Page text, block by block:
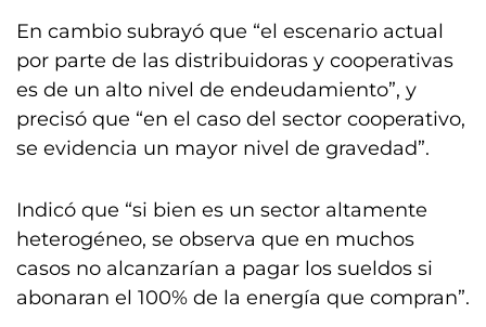
En cambio subrayó que “el escenario actual
por parte de las distribuidoras y cooperativas
es de un alto nivel de endeudamiento”, y
precisó que “en el caso del sector cooperativo,
se evidencia un mayor nivel de gravedad”.
Indicó que “si bien es un sector altamente
heterogéneo, se observa que en muchos
casos no alcanzarían a pagar los sueldos si
abonaran el 100% de la energía que compran”.